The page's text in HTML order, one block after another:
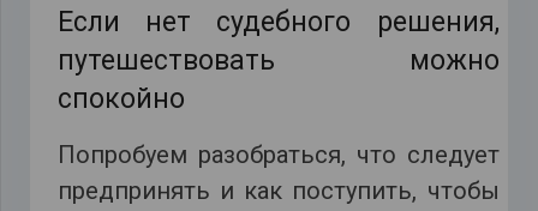
Если нет судебного решения,
путешествовать можно
спокойно
Попробуем разобраться, что следует
предпринять и как поступить, чтобы